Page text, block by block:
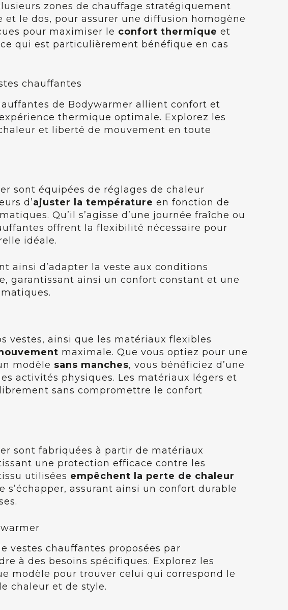
zones de chauffage stratégiquement
et le dos, pour assurer une diffusion homogène
pour maximiser le confort thermique et
qui est particulièrement bénéfique en cas
chauffantes
de Bodywarmer allient confort et
thermique optimale. Explorez les
et liberté de mouvement en toute
sont équipées de réglages de chaleur
d’ajuster la température en fonction de
Qu’il s’agisse d’une journée fraîche ou
offrent la flexibilité nécessaire pour
idéale.
ainsi d’adapter la veste aux conditions
garantissant ainsi un confort constant et une
vestes, ainsi que les matériaux flexibles
maximale. Que vous optiez pour une
modèle sans manches, vous bénéficiez d’une
activités physiques. Les matériaux légers et
sans compromettre le confort
sont fabriquées à partir de matériaux
une protection efficace contre les
utilisées empêchent la perte de chaleur
assurant ainsi un confort durable
vestes chauffantes proposées par
à des besoins spécifiques. Explorez les
modèle pour trouver celui qui correspond le
chaleur et de style.